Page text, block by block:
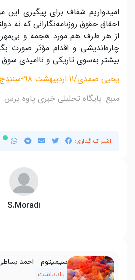
امیدواریم شفاف برای پیگیری این
احقاق حقوق روزنامه‌نگارانی که نه
از هر طرف هم مورد هجمه و
چاره‌اندیشی و اقدام مؤثر صورت
بیشتر به‌سوی تاریکی و ناامیدی
یحیی صمدی/۱۱ اردیبهشت ۹۸-سنندج
منبع: پایگاه تحلیلی خبری پاوه پرس
اشتراک گذاری:
S.Moradi
سیمپتوم – احمد
یادداشت